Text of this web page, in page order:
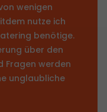
wenigen
nutze ich
benötige.
über den
Fragen werden
unglaubliche